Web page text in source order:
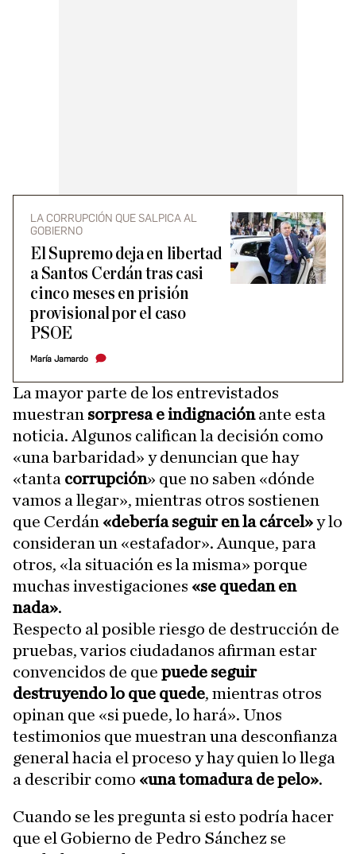
LA CORRUPCIÓN QUE SALPICA AL
GOBIERNO
El Supremo deja en libertad
a Santos Cerdán tras casi
cinco meses en prisión
provisional por el caso
PSOE
María Jamardo
La mayor parte de los entrevistados
muestran sorpresa e indignaciónante esta
noticia. Algunos califican la decisión como
«una barbaridad» y denuncian que hay
«tanta corrupción» que no saben «dónde
vamos a llegar», mientras otros sostienen
que Cerdán «debería seguir en la cárcel»y lo
consideran un «estafador». Aunque, para
otros, «la situación es la misma» porque
muchas investigaciones «se quedan en
nada».
Respecto al posible riesgo de destrucción de
pruebas, varios ciudadanos afirman estar
convencidos de que puede seguir
destruyendo lo que quede, mientras otros
opinan que «si puede, lo hará». Unos
testimonios que muestran una desconfianza
general hacia el proceso y hay quien lo llega
a describir como «una tomadura de pelo».
Cuando se les pregunta si esto podría hacer
que el Gobierno de Pedro Sánchez se